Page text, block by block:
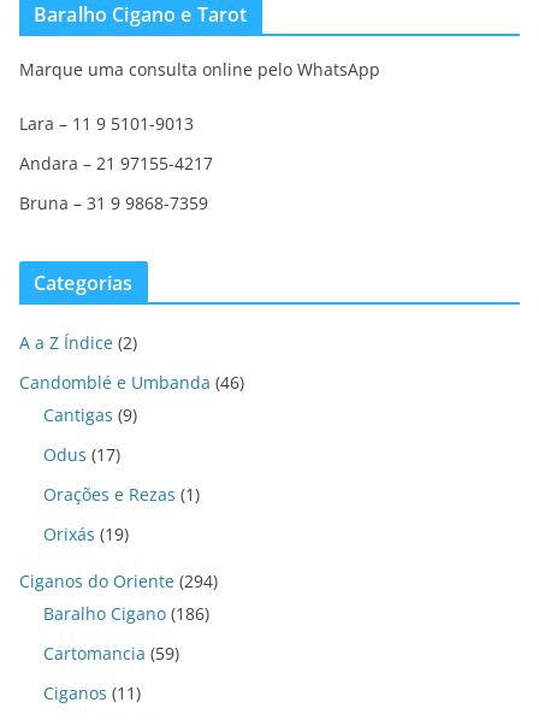
Baralho Cigano e Tarot
Marque uma consulta online pelo WhatsApp
Lara – 11 9 5101-9013
Andara – 21 97155-4217
Bruna – 31 9 9868-7359
Categorias
A a Z Índice (2)
Candomblé e Umbanda (46)
Cantigas (9)
Odus (17)
Orações e Rezas (1)
Orixás (19)
Ciganos do Oriente (294)
Baralho Cigano (186)
Cartomancia (59)
Ciganos (11)